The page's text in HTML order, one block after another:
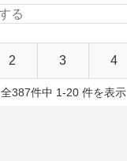
2 3 4
全387件中 1-20 件を表示